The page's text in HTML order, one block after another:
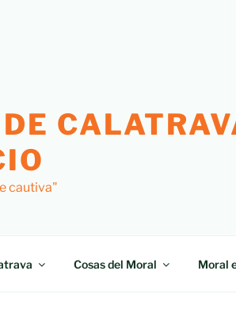
cautiva"
Cosas del Moral Moral